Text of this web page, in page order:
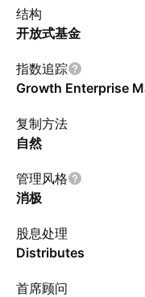
结构
开放式基金
指数追踪
复制方法
自然
管理风格
消极
股息处理
Distributes
首席顾问